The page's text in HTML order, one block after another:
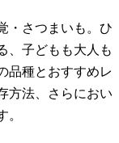
・さつまいも。ひ
、子どもも大人も
品種とおすすめレ
方法、さらにおい
。